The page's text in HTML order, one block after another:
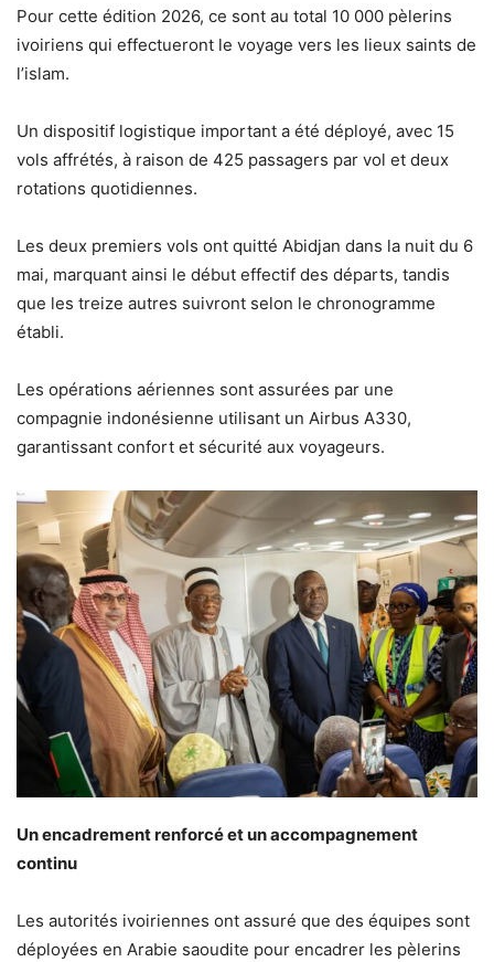
Pour cette édition 2026, ce sont au total 10 000 pèlerins
ivoiriens qui effectueront le voyage vers les lieux saints de
l’islam.
Un dispositif logistique important a été déployé, avec 15
vols affrétés, à raison de 425 passagers par vol et deux
rotations quotidiennes.
Les deux premiers vols ont quitté Abidjan dans la nuit du 6
mai, marquant ainsi le début effectif des départs, tandis
que les treize autres suivront selon le chronogramme
établi.
Les opérations aériennes sont assurées par une
compagnie indonésienne utilisant un Airbus A330,
garantissant confort et sécurité aux voyageurs.
Un encadrement renforcé et un accompagnement
continu
Les autorités ivoiriennes ont assuré que des équipes sont
déployées en Arabie saoudite pour encadrer les pèlerins